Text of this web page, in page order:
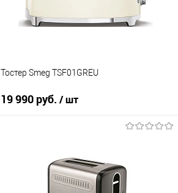
Тостер Smeg TSF01GREU
19 990 руб. / шт
Купить в 1 клик
К сравнению